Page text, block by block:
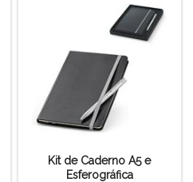
Kit de Caderno A5 e
Esferográfica